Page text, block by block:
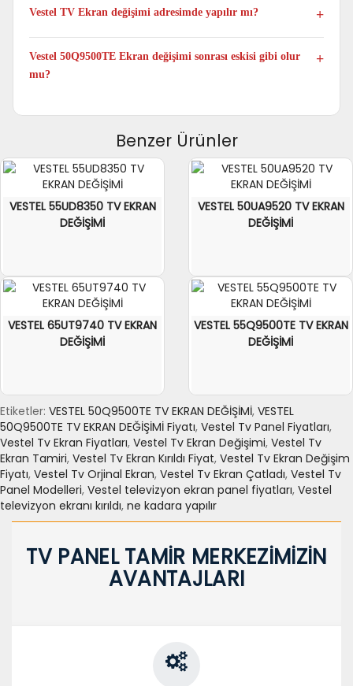
televizyonun tamamını kutulu şekilde kargo ile gönderebilir ve
Vestel TV Ekran değişimi adresimde yapılır mı?
Hayır. Panel değişimi yalnızca atölye ortamında yapılmaktadır.
Vestel 50Q9500TE Ekran değişimi sonrası eskisi gibi olur
mu?
televizyonunuz ilk günkü performansıyla çalışmaya devam eder.
Benzer Ürünler
VESTEL 55UD8350 TV EKRAN
DEĞİŞİMİ
VESTEL 50UA9520 TV EKRAN
DEĞİŞİMİ
VESTEL 65UT9740 TV EKRAN
DEĞİŞİMİ
VESTEL 55Q9500TE TV EKRAN
DEĞİŞİMİ
Etiketler: VESTEL 50Q9500TE TV EKRAN DEĞİŞİMİ, VESTEL
50Q9500TE TV EKRAN DEĞİŞİMİ Fiyatı, Vestel Tv Panel Fiyatları,
Vestel Tv Ekran Fiyatları, Vestel Tv Ekran Değişimi, Vestel Tv
Ekran Tamiri, Vestel Tv Ekran Kırıldı Fiyat, Vestel Tv Ekran Değişim
Fiyatı, Vestel Tv Orjinal Ekran, Vestel Tv Ekran Çatladı, Vestel Tv
Panel Modelleri, Vestel televizyon ekran panel fiyatları, Vestel
televizyon ekranı kırıldı, ne kadara yapılır
TV PANEL TAMİR MERKEZİMİZİN
AVANTAJLARI